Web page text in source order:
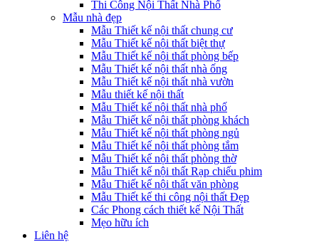
Thi Công Nội Thất Nhà Phố
Mẫu nhà đẹp
Mẫu Thiết kế nội thất chung cư
Mẫu Thiết kế nội thất biệt thự
Mẫu Thiết kế nội thất phòng bếp
Mẫu Thiết kế nội thất nhà ống
Mẫu Thiết kế nội thất nhà vườn
Mẫu thiết kế nội thất
Mẫu Thiết kế nội thất nhà phố
Mẫu Thiết kế nội thất phòng khách
Mẫu Thiết kế nội thất phòng ngủ
Mẫu Thiết kế nội thất phòng tắm
Mẫu Thiết kế nội thất phòng thờ
Mẫu Thiết kế nội thất Rạp chiếu phim
Mẫu Thiết kế nội thất văn phòng
Mẫu Thiết kế thi công nội thất Đẹp
Các Phong cách thiết kế Nội Thất
Mẹo hữu ích
Liên hệ